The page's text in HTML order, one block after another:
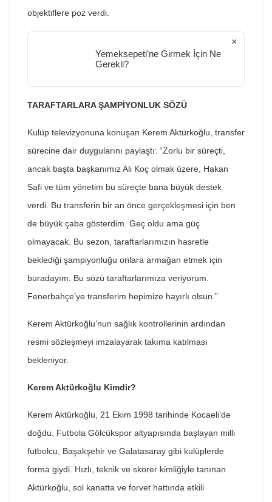
objektiflere poz verdi.
Yemeksepeti’ne Girmek İçin Ne
Gerekli?
×
TARAFTARLARA ŞAMPİYONLUK SÖZÜ
Kulüp televizyonuna konuşan Kerem Aktürkoğlu, transfer
sürecine dair duygularını paylaştı: “Zorlu bir süreçti,
ancak başta başkanımız Ali Koç olmak üzere, Hakan
Safi ve tüm yönetim bu süreçte bana büyük destek
verdi. Bu transferin bir an önce gerçekleşmesi için ben
de büyük çaba gösterdim. Geç oldu ama güç
olmayacak. Bu sezon, taraftarlarımızın hasretle
beklediği şampiyonluğu onlara armağan etmek için
buradayım. Bu sözü taraftarlarımıza veriyorum.
Fenerbahçe’ye transferim hepimize hayırlı olsun.”
Kerem Aktürkoğlu’nun sağlık kontrollerinin ardından
resmi sözleşmeyi imzalayarak takıma katılması
bekleniyor.
Kerem Aktürkoğlu Kimdir?
Kerem Aktürkoğlu, 21 Ekim 1998 tarihinde Kocaeli’de
doğdu. Futbola Gölcükspor altyapısında başlayan milli
futbolcu, Başakşehir ve Galatasaray gibi kulüplerde
forma giydi. Hızlı, teknik ve skorer kimliğiyle tanınan
Aktürkoğlu, sol kanatta ve forvet hattında etkili